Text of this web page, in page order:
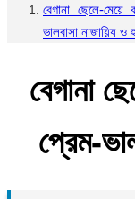
বেগানা ছেলে-মেয়ে
ভালবাসা নাজায়িয ও
বেগানা
প্রেম-